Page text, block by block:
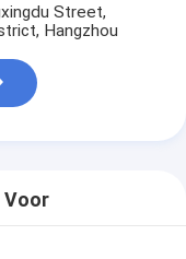
Street,
Hangzhou
Voor